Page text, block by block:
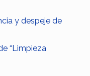
y despeje de
“Limpieza